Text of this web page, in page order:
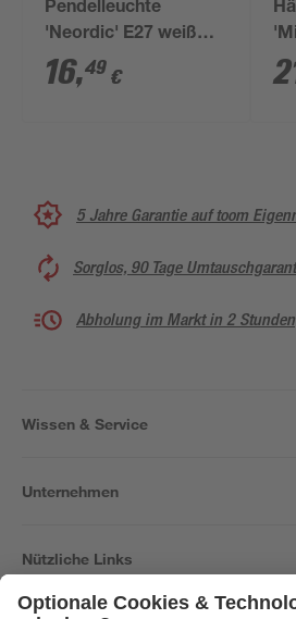
Pendelleuchte
'Neordic' E27 weiß
200 cm
16,49 €
5 Jahre Garantie auf toom
Sorglos, 90 Tage
Abholung im Markt in 2 Stunden
Wissen & Service
Unternehmen
Nützliche Links